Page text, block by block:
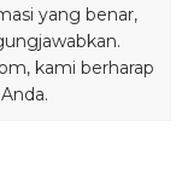
yang benar,
kami berharap